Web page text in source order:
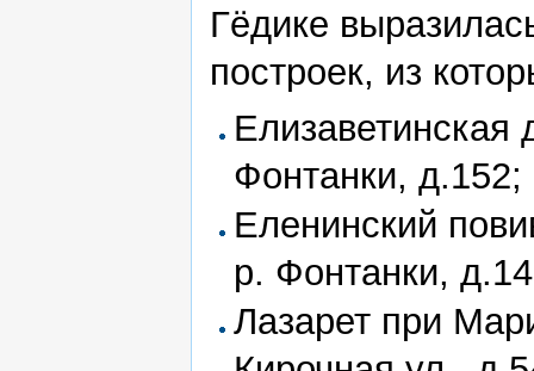
Гёдике
построек, из
Фонтанки, д.152;
Еленинский
р. Фонтанки,
Лазарет при